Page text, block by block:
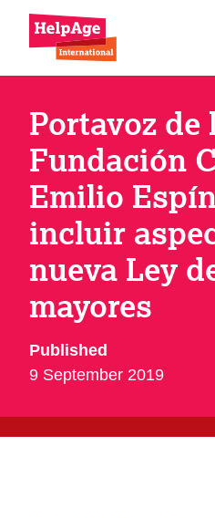
Portavoz de
Fundación
Emilio
incluir
nueva Ley
mayores
Published
9 September 2019